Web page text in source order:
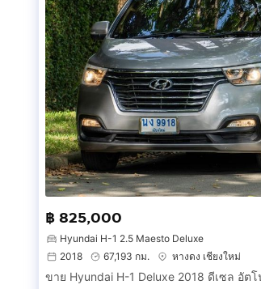
฿ 825,000
Hyundai H-1 2.5 Maesto Deluxe
2018
67,193 กม. หางดง เชียงใหม่